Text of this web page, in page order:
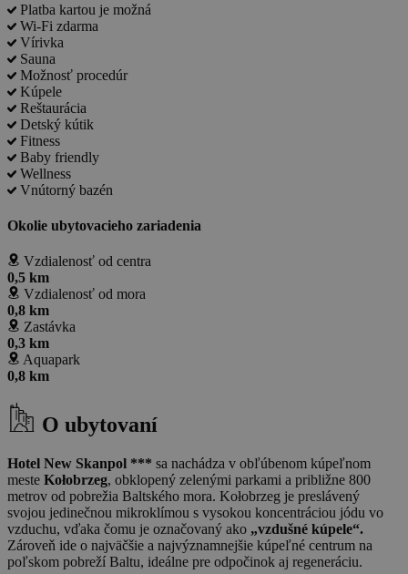
Platba kartou je možná
Wi-Fi zdarma
Vírivka
Sauna
Možnosť procedúr
Kúpele
Reštaurácia
Detský kútik
Fitness
Baby friendly
Wellness
Vnútorný bazén
Okolie ubytovacieho zariadenia
Vzdialenosť od centra
0,5 km
Vzdialenosť od mora
0,8 km
Zastávka
0,3 km
Aquapark
0,8 km
O ubytovaní
Hotel New Skanpol *** sa nachádza v obľúbenom kúpeľnom
meste Kołobrzeg, obklopený zelenými parkami a približne 800
metrov od pobrežia Baltského mora. Kołobrzeg je preslávený
svojou jedinečnou mikroklímou s vysokou koncentráciou jódu vo
vzduchu, vďaka čomu je označovaný ako „vzdušné kúpele“.
Zároveň ide o najväčšie a najvýznamnejšie kúpeľné centrum na
poľskom pobreží Baltu, ideálne pre odpočinok aj regeneráciu.